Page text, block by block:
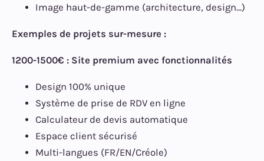
Image haut-de-gamme (architecture, design…)
Exemples de projets sur-mesure :
1200-1500€ : Site premium avec fonctionnalités
Design 100% unique
Système de prise de RDV en ligne
Calculateur de devis automatique
Espace client sécurisé
Multi-langues (FR/EN/Créole)